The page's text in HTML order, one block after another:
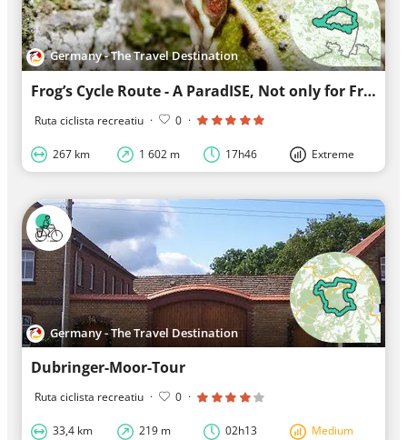
Germany - The Travel Destination
Frog’s Cycle Route - A ParadISE, Not only for Frogs
Ruta ciclista recreatiu · 0 ·
267 km 1 602 m 17h46 Extreme
Germany - The Travel Destination
Dubringer-Moor-Tour
Ruta ciclista recreatiu · 0 ·
33,4 km 219 m 02h13 Medium